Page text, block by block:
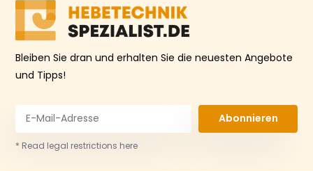
Bleiben Sie dran und erhalten Sie die neuesten Angebote
und Tipps!
Abonnieren
* Read legal restrictions here